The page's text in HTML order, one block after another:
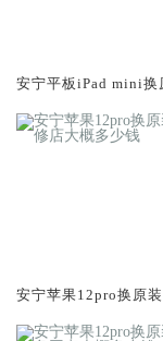
安宁平板iPad mini换
安宁苹果12pro换原